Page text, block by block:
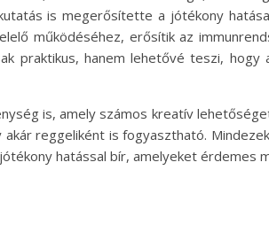
is megerősítette a jótékony
működéséhez, erősítik az
praktikus, hanem lehetővé teszi,
is, amely számos kreatív
reggeliként is fogyasztható.
hatással bír, amelyeket érdemes